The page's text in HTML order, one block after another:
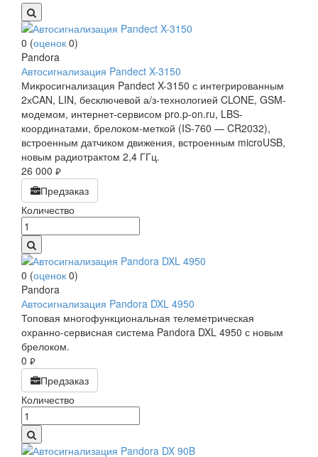
0 (оценок 0)
Pandora
Автосигнализация Pandect X-3150
Микросигнализация Pandect X-3150 с интегрированным
2хCAN, LIN, бесключевой а/з-технологией CLONE, GSM-
модемом, интернет-сервисом pro.p-on.ru, LBS-
координатами, брелоком-меткой (IS-760 — CR2032),
встроенным датчиком движения, встроенным microUSB,
новым радиотрактом 2,4 ГГц.
26 000 руб.
Предзаказ
Количество
0 (оценок 0)
Pandora
Автосигнализация Pandora DXL 4950
Топовая многофункциональная телеметрическая
охранно-сервисная система Pandora DXL 4950 с новым
брелоком.
0 руб.
Предзаказ
Количество